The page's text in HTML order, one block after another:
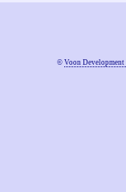
© Voon Development